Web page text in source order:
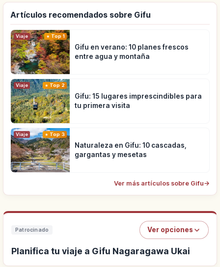
Artículos recomendados sobre Gifu
Viaje Top 1
Gifu en verano: 10 planes frescos
entre agua y montaña
Viaje Top 2
Gifu: 15 lugares imprescindibles para
tu primera visita
Viaje Top 3
Naturaleza en Gifu: 10 cascadas,
gargantas y mesetas
Ver más artículos sobre Gifu→
Patrocinado Ver opciones
Planifica tu viaje a Gifu Nagaragawa Ukai